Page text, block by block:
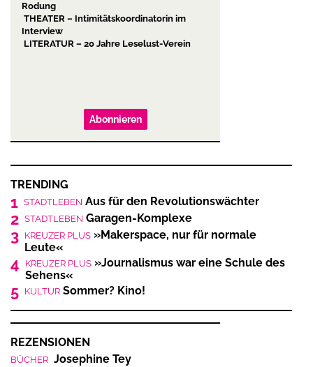
Rodung
THEATER – Intimitätskoordinatorin im
Interview
LITERATUR – 20 Jahre Leselust-Verein
Abonnieren
TRENDING
1 STADTLEBEN Aus für den Revolutionswächter
2 STADTLEBEN Garagen-Komplexe
3 KREUZER PLUS »Makerspace, nur für normale
Leute«
4 KREUZER PLUS »Journalismus war eine Schule des
Sehens«
5 KULTUR Sommer? Kino!
REZENSIONEN
BÜCHER Josephine Tey